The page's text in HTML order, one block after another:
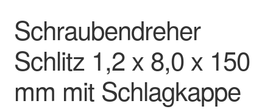
Datenschutzerklärung
Homepage
Impressum
Schraubendreher
Schlitz 1,2 x 8,0 x 150
mm mit Schlagkappe